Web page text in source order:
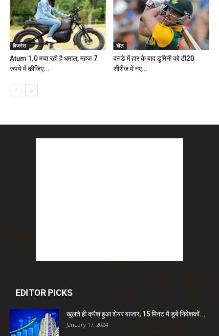
बिजनेस
Atum 1.0 मचा रही है धमाल, महज 7
रुपये में कीजिए...
खेल
वनडे में हार के बाद डुमिनी को टी20
सीरीज में नए...
EDITOR PICKS
खुलते ही क्रैश हुआ शेयर बाजार, 15 मिनट में डूबे निवेशकों...
January 17, 2024